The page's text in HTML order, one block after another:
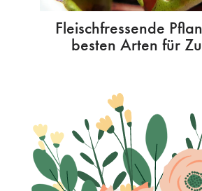
Fleischfressende
besten Arten für